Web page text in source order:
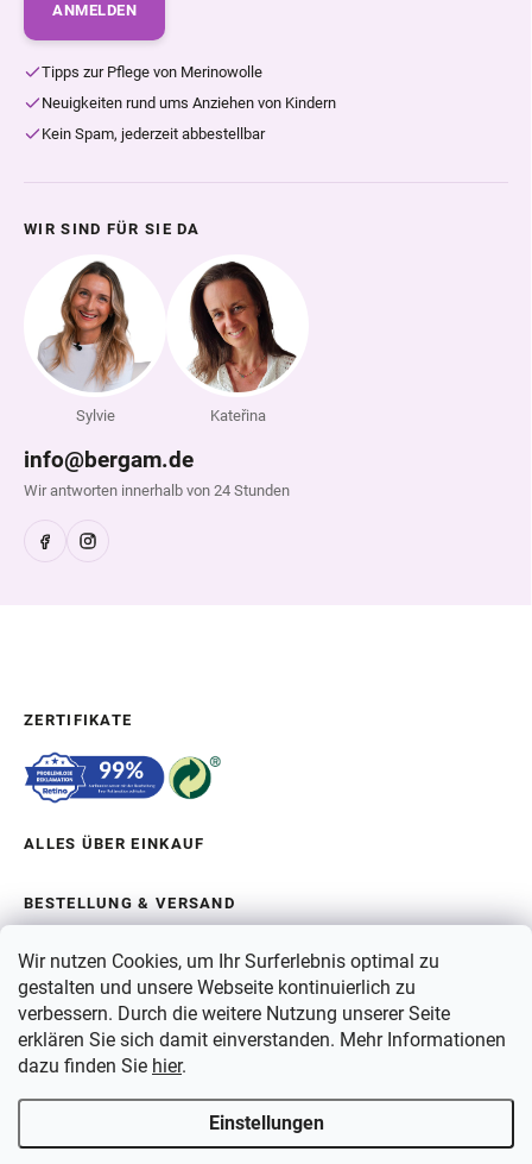
Wir nutzen Cookies, um Ihr Surferlebnis optimal zu
gestalten und unsere Webseite kontinuierlich zu
verbessern. Durch die weitere Nutzung unserer Seite
erklären Sie sich damit einverstanden. Mehr Informationen
dazu finden Sie hier.
Einstellungen
ANMELDEN
Tipps zur Pflege von Merinowolle
Neuigkeiten rund ums Anziehen von Kindern
Kein Spam, jederzeit abbestellbar
WIR SIND FÜR SIE DA
Sylvie Kateřina
info@bergam.de
Wir antworten innerhalb von 24 Stunden
ZERTIFIKATE
ALLES ÜBER EINKAUF
BESTELLUNG & VERSAND
ÜBER BERGAM
ZAHLUNG